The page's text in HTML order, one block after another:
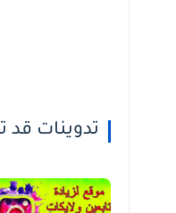
تدوينات